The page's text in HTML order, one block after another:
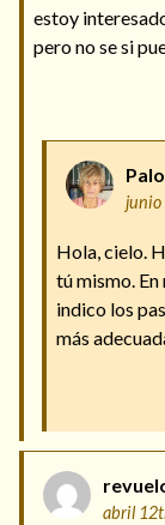
estoy
pero no se si
junio
Hola, cielo.
tú mismo.
indico los
más
abril